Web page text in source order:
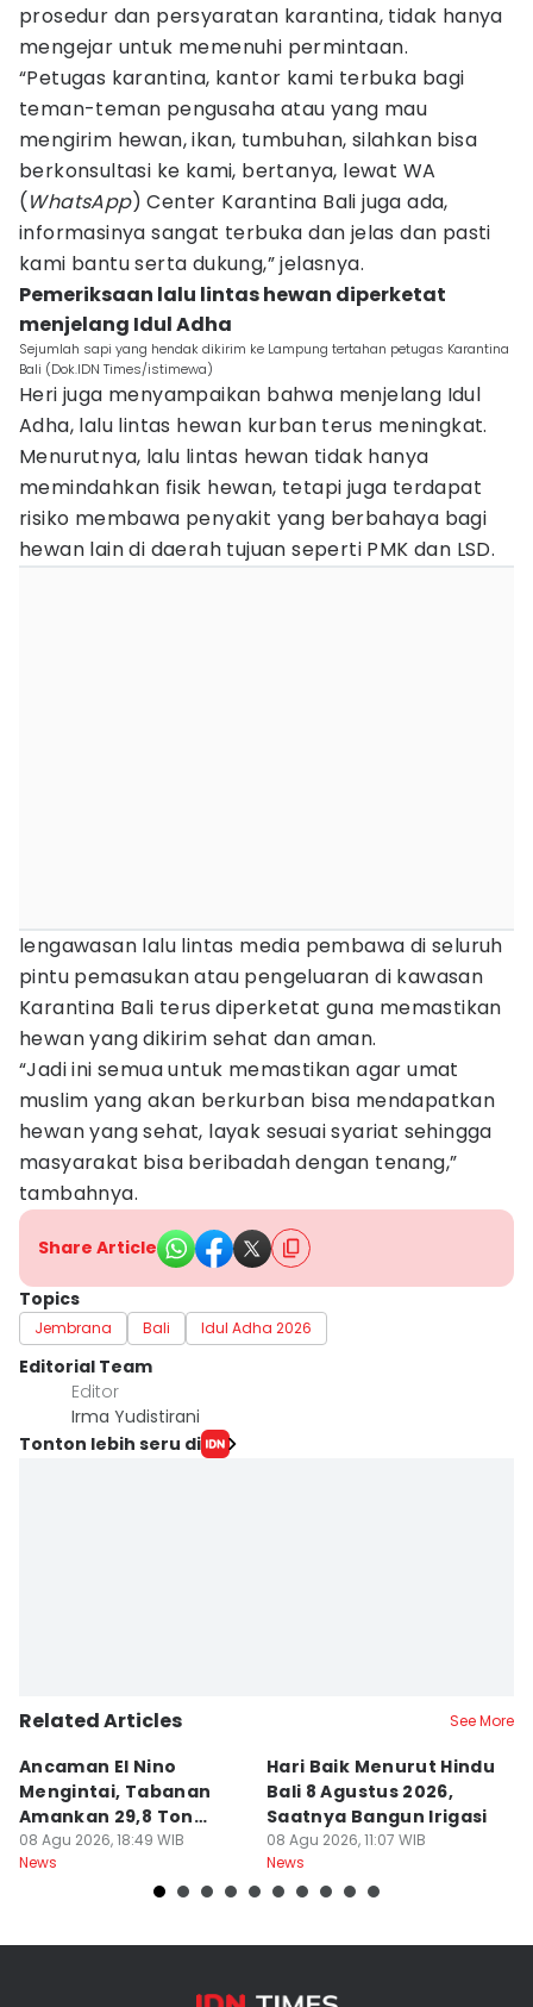
prosedur dan persyaratan karantina, tidak hanya
mengejar untuk memenuhi permintaan.
“Petugas karantina, kantor kami terbuka bagi
teman-teman pengusaha atau yang mau
mengirim hewan, ikan, tumbuhan, silahkan bisa
berkonsultasi ke kami, bertanya, lewat WA
(WhatsApp) Center Karantina Bali juga ada,
informasinya sangat terbuka dan jelas dan pasti
kami bantu serta dukung,” jelasnya.
Pemeriksaan lalu lintas hewan diperketat
menjelang Idul Adha
Sejumlah sapi yang hendak dikirim ke Lampung tertahan petugas Karantina
Bali (Dok.IDN Times/istimewa)
Heri juga menyampaikan bahwa menjelang Idul
Adha, lalu lintas hewan kurban terus meningkat.
Menurutnya, lalu lintas hewan tidak hanya
memindahkan fisik hewan, tetapi juga terdapat
risiko membawa penyakit yang berbahaya bagi
hewan lain di daerah tujuan seperti PMK dan LSD.
lengawasan lalu lintas media pembawa di seluruh
pintu pemasukan atau pengeluaran di kawasan
Karantina Bali terus diperketat guna memastikan
hewan yang dikirim sehat dan aman.
“Jadi ini semua untuk memastikan agar umat
muslim yang akan berkurban bisa mendapatkan
hewan yang sehat, layak sesuai syariat sehingga
masyarakat bisa beribadah dengan tenang,”
tambahnya.
Share Article
Topics
Jembrana Bali Idul Adha 2026
Editorial Team
Editor
Irma Yudistirani
Tonton lebih seru di
Related Articles See More
Ancaman El Nino
Mengintai, Tabanan
Amankan 29,8 Ton
Beras
08 Agu 2026, 18:49 WIB
News
Hari Baik Menurut Hindu
Bali 8 Agustus 2026,
Saatnya Bangun Irigasi
08 Agu 2026, 11:07 WIB
News